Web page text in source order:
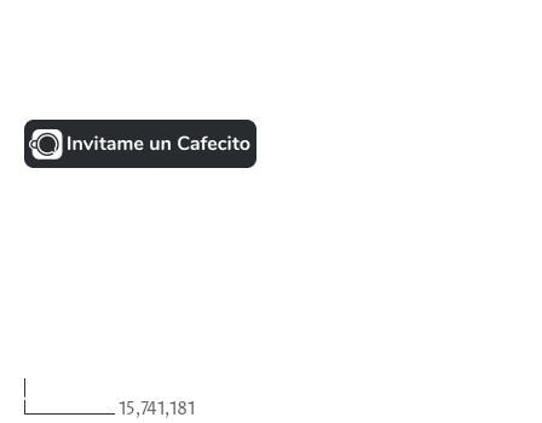
15,741,181